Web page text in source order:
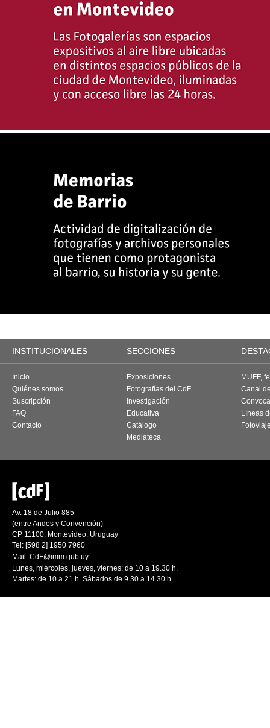
INSTITUCIONALES SECCIONES
Inicio
Quiénes somos
Suscripción
FAQ
Contacto
Exposiciones
Fotografías del CdF
Investigación
Educativa
Catálogo
Mediateca
MUFF,
Canal
Líneas
Av. 18 de Julio 885
(entre Andes y Convención)
CP 11100. Montevideo. Uruguay
Tel: [598 2] 1950 7960
Mail: CdF@imm.gub.uy
Lunes, miércoles, jueves, viernes: de 10 a 19.30 h.
Martes: de 10 a 21 h. Sábados de 9.30 a 14.30 h.